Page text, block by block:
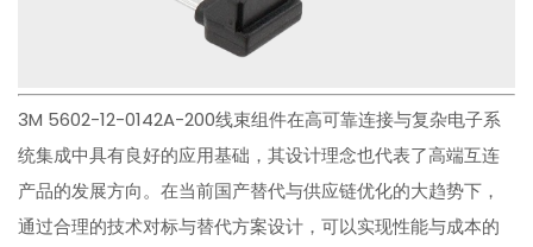
3M 5602-12-0142A-200线束组件在高可靠连接与复杂电子系
统集成中具有良好的应用基础，其设计理念也代表了高端互连
产品的发展方向。在当前国产替代与供应链优化的大趋势下，
通过合理的技术对标与替代方案设计，可以实现性能与成本的